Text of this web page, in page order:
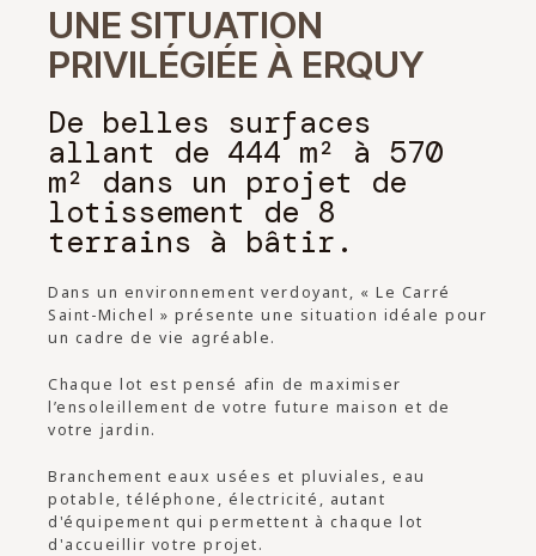
UNE SITUATION
PRIVILÉGIÉE À ERQUY
De belles surfaces
allant de 444 m² à 570
m² dans un projet de
lotissement de 8
terrains à bâtir.
Dans un environnement verdoyant, « Le Carré
Saint-Michel » présente une situation idéale pour
un cadre de vie agréable.
Chaque lot est pensé afin de maximiser
l’ensoleillement de votre future maison et de
votre jardin.
Branchement eaux usées et pluviales, eau
potable, téléphone, électricité, autant
d'équipement qui permettent à chaque lot
d'accueillir votre projet.